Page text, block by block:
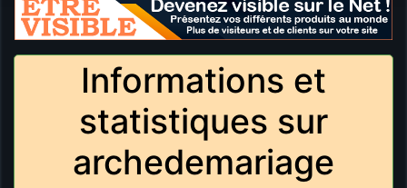
Informations et
statistiques sur
archedemariage